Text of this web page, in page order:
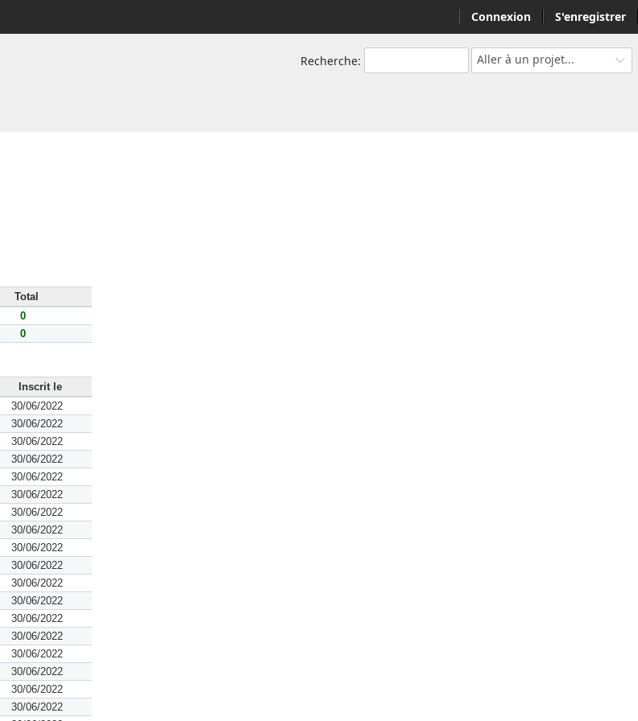
Connexion S'enregistrer
Recherche: Aller à un projet...
Total
0
0
Inscrit le
30/06/2022
30/06/2022
30/06/2022
30/06/2022
30/06/2022
30/06/2022
30/06/2022
30/06/2022
30/06/2022
30/06/2022
30/06/2022
30/06/2022
30/06/2022
30/06/2022
30/06/2022
30/06/2022
30/06/2022
30/06/2022